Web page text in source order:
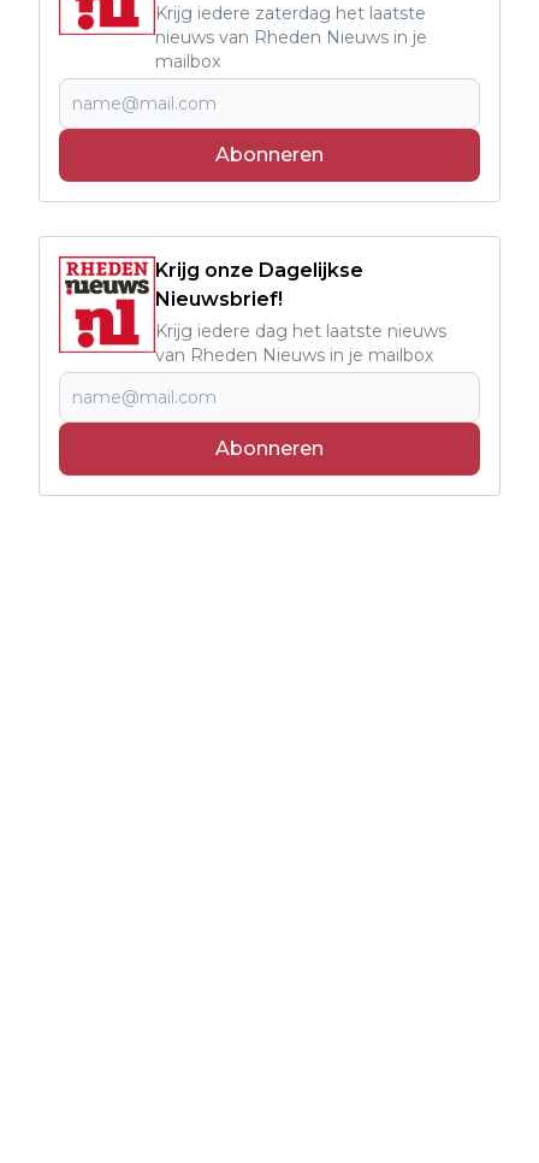
Krijg iedere zaterdag het laatste
nieuws van Rheden Nieuws in je
mailbox
Abonneren
Krijg onze Dagelijkse
Nieuwsbrief!
Krijg iedere dag het laatste nieuws
van Rheden Nieuws in je mailbox
Abonneren